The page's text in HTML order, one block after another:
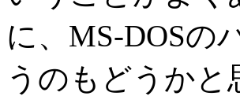
に、MS-DOSの
うのもどうか